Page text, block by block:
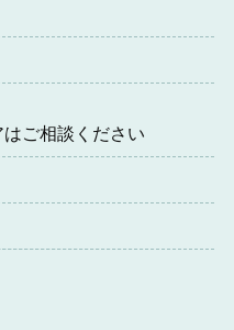
ご相談ください